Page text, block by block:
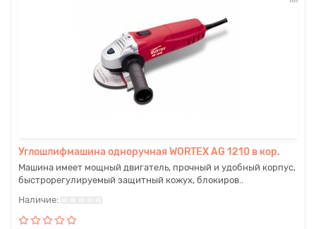
Углошлифмашина одноручная WORTEX AG 1210 в кор.
Машина имеет мощный двигатель, прочный и удобный корпус,
быстрорегулируемый защитный кожух, блокиров..